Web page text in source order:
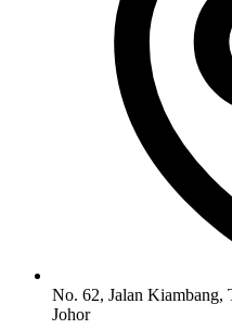
No. 62, Jalan Kiambang,
Johor